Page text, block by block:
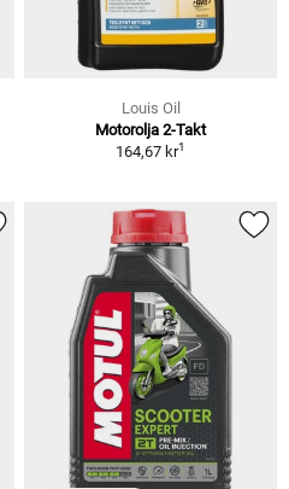
Louis Oil
Motorolja 2-Takt
164,67 kr1